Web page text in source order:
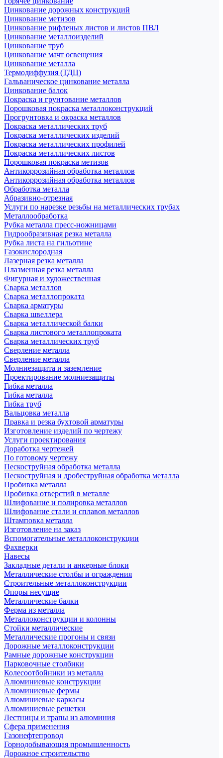
Цинкование дорожных конструкций
Цинкование метизов
Цинкование рифленых листов и листов ПВЛ
Цинкование металлоизделий
Цинкование труб
Цинкование мачт освещения
Цинкование металла
Термодиффузия (ТДЦ)
Гальваническое цинкование металла
Цинкование балок
Покраска и грунтование металлов
Порошковая покраска металлоконструкций
Прогрунтовка и окраска металлов
Покраска металлических труб
Покраска металлических изделий
Покраска металлических профилей
Покраска металлических листов
Порошковая покраска метизов
Антикоррозийная обработка металлов
Антикоррозийная обработка металлов
Обработка металла
Абразивно-отрезная
Услуги по нарезке резьбы на металлических трубах
Металлообработка
Рубка металла пресс-ножницами
Гидрообразивная резка металла
Рубка листа на гильотине
Газокислородная
Лазерная резка металла
Плазменная резка металла
Фигурная и художественная
Сварка металлов
Сварка металлопроката
Сварка арматуры
Сварка швеллера
Сварка металлической балки
Сварка листового металлопроката
Сварка металлических труб
Сверление металла
Сверление металла
Молниезащита и заземление
Проектирование молниезащиты
Гибка металла
Гибка металла
Гибка труб
Вальцовка металла
Правка и резка бухтовой арматуры
Изготовление изделий по чертежу
Услуги проектирования
Доработка чертежей
По готовому чертежу
Пескоструйная обработка металла
Пескоструйная и дробеструйная обработка металла
Пробивка металла
Пробивка отверстий в металле
Шлифование и полировка металлов
Шлифование стали и сплавов металлов
Штамповка металла
Изготовление на заказ
Вспомогательные металлоконструкции
Фахверки
Навесы
Закладные детали и анкерные блоки
Металлические столбы и ограждения
Строительные металлоконструкции
Опоры несущие
Металлические балки
Ферма из металла
Металлоконструкции и колонны
Стойки металлические
Металлические прогоны и связи
Дорожные металлоконструкции
Рамные дорожные конструкции
Парковочные столбики
Колесоотбойники из металла
Алюминиевые конструкции
Алюминиевые фермы
Алюминиевые каркасы
Алюминиевые решетки
Лестницы и трапы из алюминия
Сфера применения
Газонефтепровод
Горнодобывающая промышленность
Дорожное строительство